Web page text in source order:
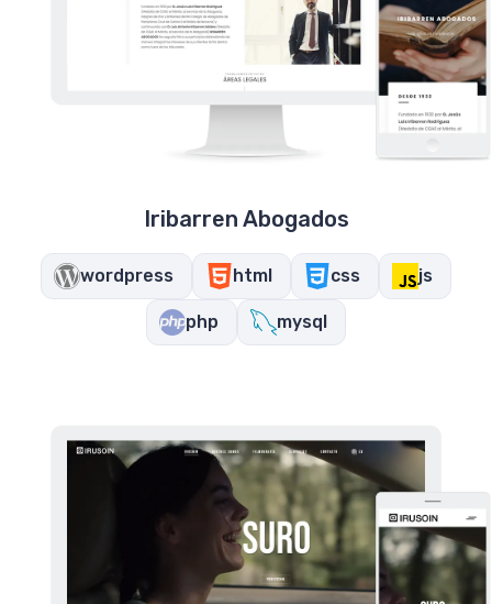
Iribarren Abogados
wordpress html css js
php mysql